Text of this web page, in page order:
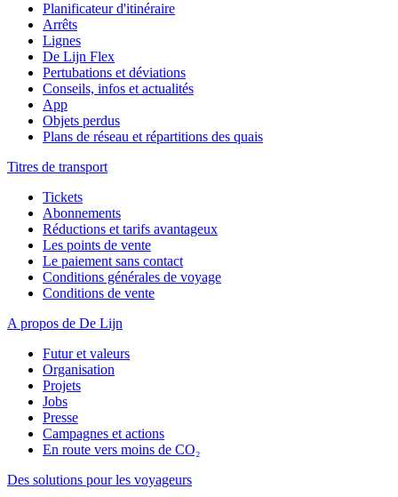
Planificateur d'itinéraire
Arrêts
Lignes
De Lijn Flex
Pertubations et déviations
Conseils, infos et actualités
App
Objets perdus
Plans de réseau et répartitions des quais
Titres de transport
Tickets
Abonnements
Réductions et tarifs avantageux
Les points de vente
Le paiement sans contact
Conditions générales de voyage
Conditions de vente
A propos de De Lijn
Futur et valeurs
Organisation
Projets
Jobs
Presse
Campagnes et actions
En route vers moins de CO₂
Des solutions pour les voyageurs